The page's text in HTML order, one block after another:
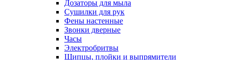
Дозаторы для мыла
Сушилки для рук
Фены настенные
Звонки дверные
Часы
Электробритвы
Щипцы, плойки и выпрямители